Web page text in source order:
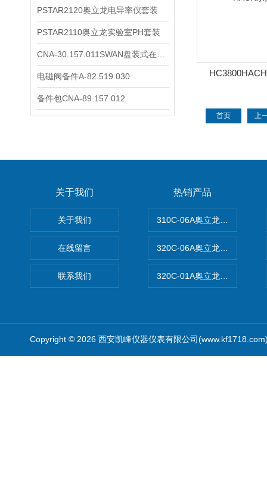
PSTAR2120奥立龙电导率仪套装
PSTAR2110奥立龙实验室PH套装
电磁阀备件A-82.519.030
备件包CNA-89.157.012
首页 上
关于我们
关于我们
在线留言
联系我们
热销产品
310C-06A奥立龙实验室台式
320C-06A奥立龙实验室便携
320C-01A奥立龙实验室便携
Copyright © 2026 西安凯峰仪器仪表有限公司